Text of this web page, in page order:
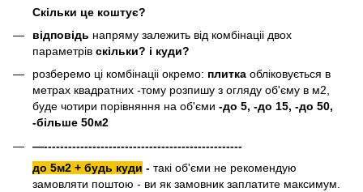
Скільки це коштує?
відповідь напряму залежить від комбінаціі двох
параметрів скільки? і куди?
розберемо ці комбінаціі окремо: плитка обліковується в
метрах квадратних -тому розпишу з огляду об'єму в м2,
буде чотири порівняння на об'єми -до 5, -до 15, -до 50,
-більше 50м2
—-------------------------------------------------
до 5м2 + будь куди - такі об'єми не рекомендую
замовляти поштою - ви як замовник заплатите максимум.